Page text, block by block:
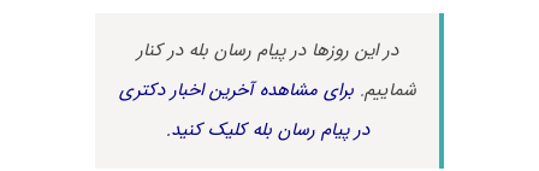
در این روزها در پیام رسان بله در کنار
شماییم.برای مشاهده آخرین اخبار دکتری
در پیام رسان بله کلیک کنید.